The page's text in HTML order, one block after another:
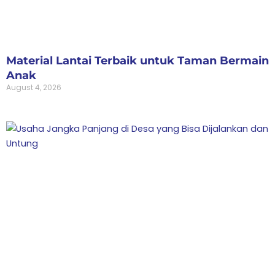
Material Lantai Terbaik untuk Taman Bermain
Anak
August 4, 2026